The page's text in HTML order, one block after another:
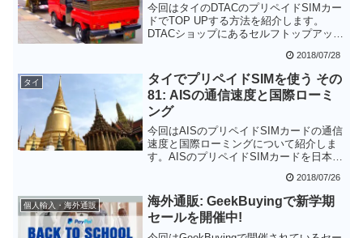
今回はタイのDTACのプリペイドSIMカー
ドでTOP UPする方法を紹介します。
DTACショップにあるセルフトップアップ
のTOP UPも可能です。繰り返しTOP UP
することで簡単に有効期限が延ばせるの
で、SIMカードを維持したい方は活用す
ると良いでしょう。
2018/07/28
タイ
タイでプリペイドSIMを使う その
81: AISの通信速度と国際ローミ
ング
今回はAISのプリペイドSIMカードの通信
速度と国際ローミングについて紹介しま
す。AISのプリペイドSIMカードを日本に
有効にしてSMSを受信できるようにする
ことをお勧めします。今回購入した
SUPER PLAY SIMでは自分では国際ロー
ミングを有効にすることができず、AISの
店員さんに有効にしてもらう必要があり
2018/07/26
個人輸入・海外通販
海外通販: GeekBuyingで新学期
セールを開催中!